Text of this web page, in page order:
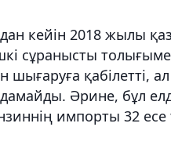
кейін 2018 жылы
сұранысты
шығаруға қабілетті,
Әрине, бұл
импорты 32 есе